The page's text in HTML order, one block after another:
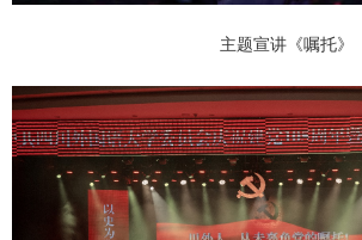
主题宣讲《嘱托》